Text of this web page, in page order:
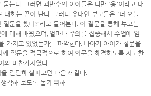
묻는다. 그러면 과반수의 아이들은 다만 ‘응’이라고 대
대화는 끝이 난다. 그러나 유대인 부모들은 ‘너 오늘
질문을 했니 ?’라고 물어본다. 이 질문을 통해 부모는
대해 배웠으며 , 얼마나 주의를 집중해서 수업에 임
가지고 있었는가를 파악한다. 나아가 아이가 질문을
께 질문을 적극적으로 하여 의문을 해결하도록 지도한
와 마찬가지였다.
간단히 살펴보면 다음과 같다.
각해 보도록 돕기 위해